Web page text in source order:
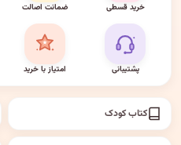
خرید قسطی ضمانت اصالت
پشتیبانی امتیاز با خرید
کتاب کودک